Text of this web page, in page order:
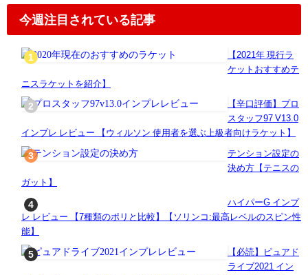
今週注目されている記事
【2021年 現行ラ
ケットおすすめテ
ニスラケットを紹介】
【辛口評価】プロ
スタッフ97 V13.0
インプレ レビュー 【ウィルソン 使用者を選ぶ上級者向けラケット】
テンション設定の
決め方【テニスの
ガット】
ハイパーG インプ
レ レビュー 【7種類のポリと比較】【ソリンコ:最高レベルのスピン性
能】
【必読】ピュアド
ライブ2021 イン